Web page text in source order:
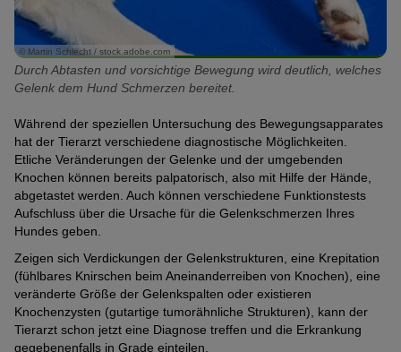
© Martin Schlecht / stock.adobe.com
Durch Abtasten und vorsichtige Bewegung wird deutlich, welches
Gelenk dem Hund Schmerzen bereitet.
Während der speziellen Untersuchung des Bewegungsapparates
hat der Tierarzt verschiedene diagnostische Möglichkeiten.
Etliche Veränderungen der Gelenke und der umgebenden
Knochen können bereits palpatorisch, also mit Hilfe der Hände,
abgetastet werden. Auch können verschiedene Funktionstests
Aufschluss über die Ursache für die Gelenkschmerzen Ihres
Hundes geben.
Zeigen sich Verdickungen der Gelenkstrukturen, eine Krepitation
(fühlbares Knirschen beim Aneinanderreiben von Knochen), eine
veränderte Größe der Gelenkspalten oder existieren
Knochenzysten (gutartige tumorähnliche Strukturen), kann der
Tierarzt schon jetzt eine Diagnose treffen und die Erkrankung
gegebenenfalls in Grade einteilen.